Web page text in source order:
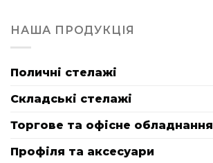
НАША ПРОДУКЦІЯ
Поличні стелажі
Складські стелажі
Торгове та офісне обладнання
Профіля та аксесуари